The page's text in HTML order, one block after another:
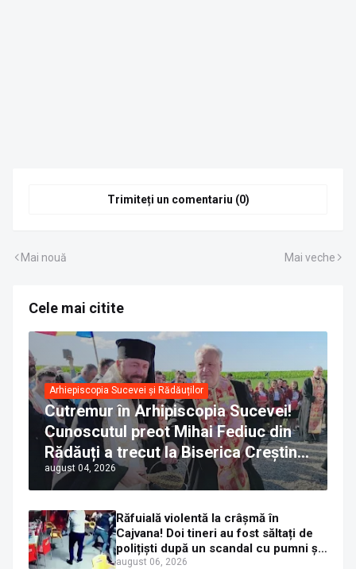
Trimiteți un comentariu (0)
Mai nouă Mai veche
Cele mai citite
Arhiepiscopia Sucevei și Rădăuților
Cutremur în Arhipiscopia Sucevei!
Cunoscutul preot Mihai Fediuc din
Rădăuți a trecut la Biserica Creștină
Ortodoxă Valahă. ÎPS Calinic anunță
că îi pregătește judecata canonică
august 04, 2026
Răfuială violentă la crâșmă în
Cajvana! Doi tineri au fost săltați de
polițiști după un scandal cu pumni și
mașini distruse
august 06, 2026